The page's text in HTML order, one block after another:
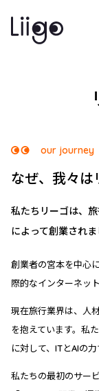
our journey
なぜ、我々は
私たちリーゴは、
によって創業されま
創業者の宮本を中心
際的なインターネッ
現在旅行業界は、人
を抱えています。私
に対して、ITとAIの
私たちの最初のサー